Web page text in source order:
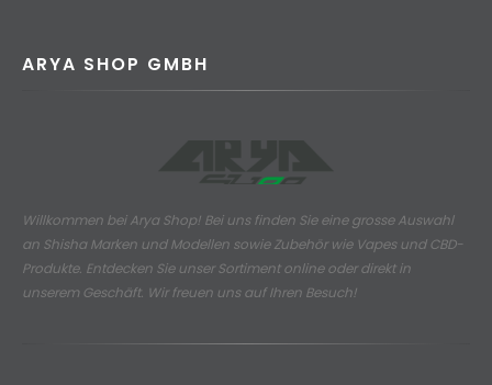
ARYA SHOP GMBH
Willkommen bei Arya Shop! Bei uns finden Sie eine grosse Auswahl
an Shisha Marken und Modellen sowie Zubehör wie Vapes und CBD-
Produkte. Entdecken Sie unser Sortiment online oder direkt in
unserem Geschäft. Wir freuen uns auf Ihren Besuch!